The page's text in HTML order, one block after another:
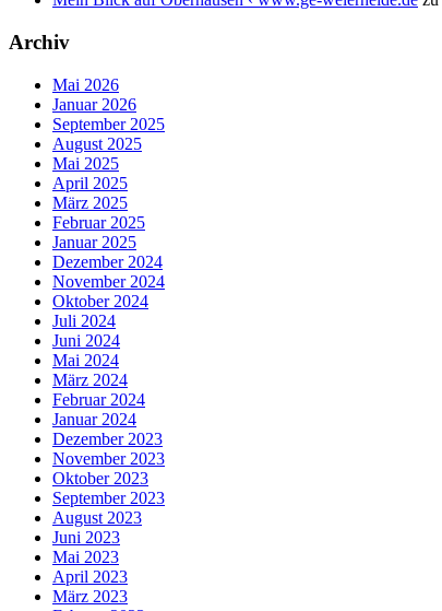
Archiv
Mai 2026
Januar 2026
September 2025
August 2025
Mai 2025
April 2025
März 2025
Februar 2025
Januar 2025
Dezember 2024
November 2024
Oktober 2024
Juli 2024
Juni 2024
Mai 2024
März 2024
Februar 2024
Januar 2024
Dezember 2023
November 2023
Oktober 2023
September 2023
August 2023
Juni 2023
Mai 2023
April 2023
März 2023